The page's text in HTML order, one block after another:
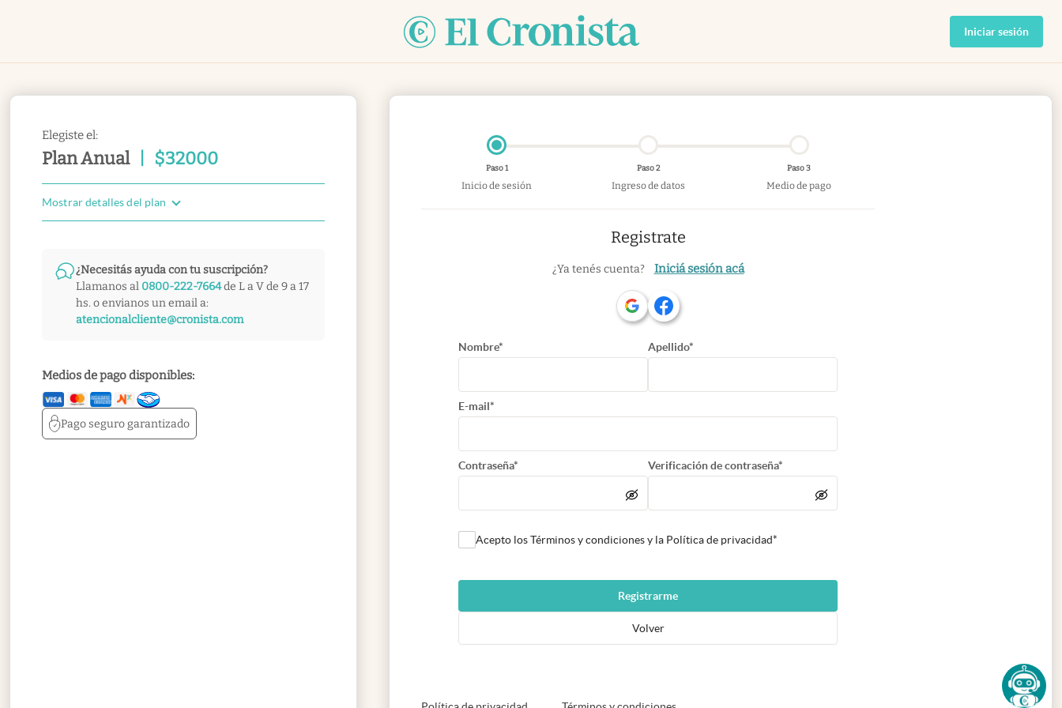
Iniciar sesión
Elegiste el:
Plan Anual $32000
Mostrar detalles del plan
¿Necesitás ayuda con tu suscripción?
Llamanos al 0800-222-7664de L a V de 9 a 17
hs. o envianos un email a:
atencionalcliente@cronista.com
Medios de pago disponibles:
Pago segurogarantizado
Paso 1
Inicio de sesión
Paso 2
Ingreso de datos
Paso 3
Medio de pago
Registrate
¿Ya tenés cuenta? Iniciá sesión acá
Nombre* Apellido*
E-mail*
Contraseña* Verificación de contraseña*
Acepto los Términos y condiciones y la Política de privacidad*
Registrarme
Volver